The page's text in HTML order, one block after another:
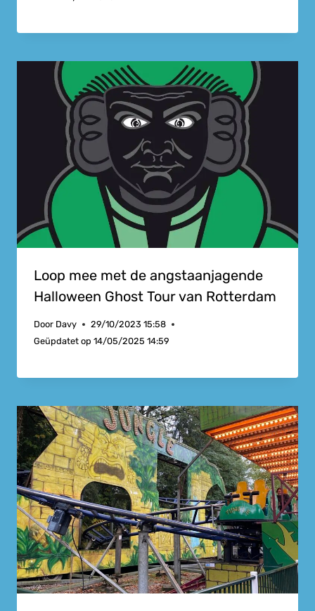
Loop mee met de angstaanjagende
Halloween Ghost Tour van Rotterdam
Door Davy
29/10/2023 15:58
Geüpdatet op 14/05/2025 14:59